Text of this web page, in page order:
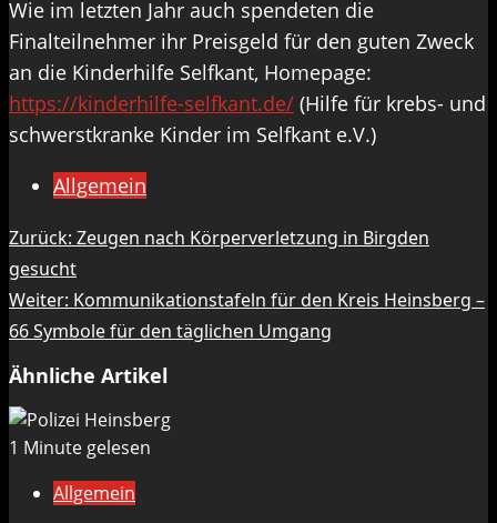
Wie im letzten Jahr auch spendeten die
Finalteilnehmer ihr Preisgeld für den guten Zweck
an die Kinderhilfe Selfkant, Homepage:
https://kinderhilfe-selfkant.de/ (Hilfe für krebs- und
schwerstkranke Kinder im Selfkant e.V.)
Allgemein
Beitragsnavigation
Zurück: Zeugen nach Körperverletzung in Birgden
gesucht
Weiter: Kommunikationstafeln für den Kreis Heinsberg –
66 Symbole für den täglichen Umgang
Ähnliche Artikel
1 Minute gelesen
Allgemein